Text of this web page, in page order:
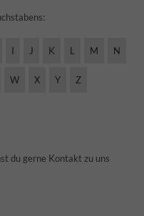
I J K L M N
W X Y Z
du gerne Kontakt zu uns